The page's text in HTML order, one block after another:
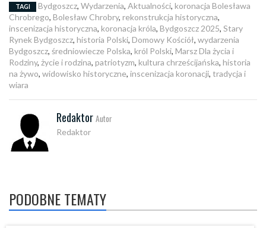
TAGI Bydgoszcz, Wydarzenia, Aktualności, koronacja Bolesława
Chrobrego, Bolesław Chrobry, rekonstrukcja historyczna,
inscenizacja historyczna, koronacja króla, Bydgoszcz 2025, Stary
Rynek Bydgoszcz, historia Polski, Domowy Kościół, wydarzenia
Bydgoszcz, średniowiecze Polska, król Polski, Marsz Dla życia i
Rodziny, życie i rodzina, patriotyzm, kultura chrześcijańska, historia
na żywo, widowisko historyczne, inscenizacja koronacji, tradycja i
wiara
Redaktor Autor
Redaktor
PODOBNE TEMATY